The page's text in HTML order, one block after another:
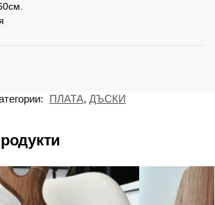
ПЛАТА, ДЪСКИ